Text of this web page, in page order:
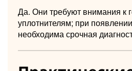
Да. Они требуют внимания к
уплотнителям; при
необходима срочная